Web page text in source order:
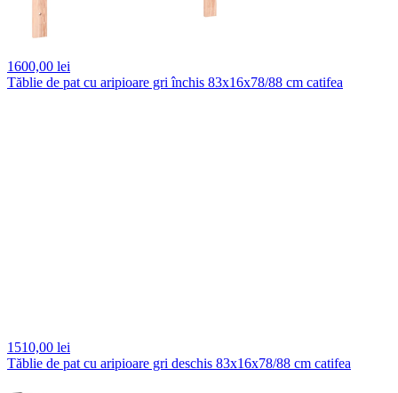
1600,00 lei
Tăblie de pat cu aripioare gri închis 83x16x78/88 cm catifea
1510,00 lei
Tăblie de pat cu aripioare gri deschis 83x16x78/88 cm catifea